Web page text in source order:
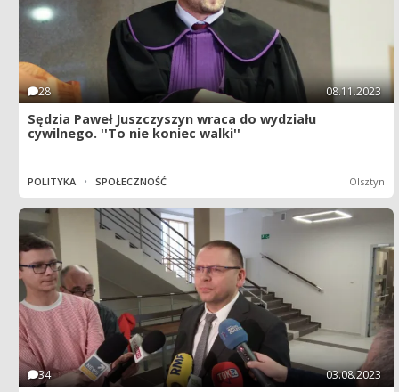
28 08.11.2023
Sędzia Paweł Juszczyszyn wraca do wydziału
cywilnego. ''To nie koniec walki''
POLITYKA • SPOŁECZNOŚĆ Olsztyn
34 03.08.2023